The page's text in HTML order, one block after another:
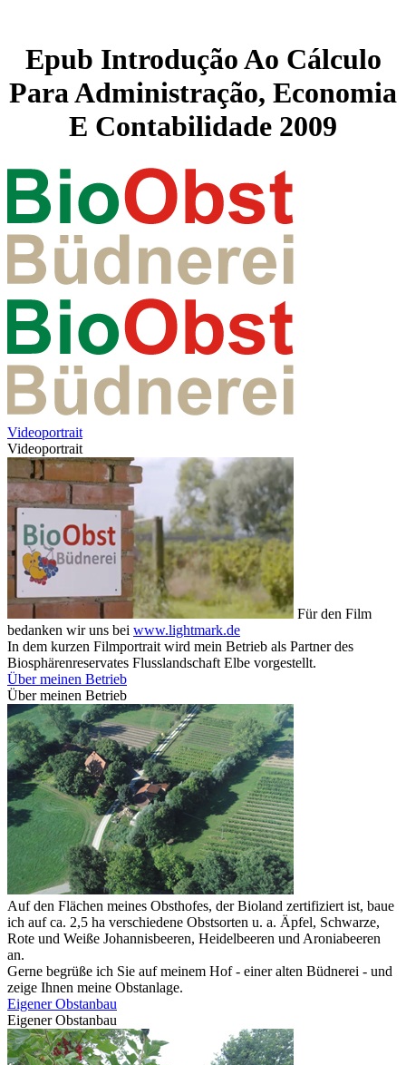
Epub Introdução Ao Cálculo
Para Administração, Economia
E Contabilidade 2009
Videoportrait
Videoportrait
Für den Film
bedanken wir uns bei www.lightmark.de
In dem kurzen Filmportrait wird mein Betrieb als Partner des
Biosphärenreservates Flusslandschaft Elbe vorgestellt.
Über meinen Betrieb
Über meinen Betrieb
Auf den Flächen meines Obsthofes, der Bioland zertifiziert ist, baue
ich auf ca. 2,5 ha verschiedene Obstsorten u. a. Äpfel, Schwarze,
Rote und Weiße Johannisbeeren, Heidelbeeren und Aroniabeeren
an.
Gerne begrüße ich Sie auf meinem Hof - einer alten Büdnerei - und
zeige Ihnen meine Obstanlage.
Eigener Obstanbau
Eigener Obstanbau